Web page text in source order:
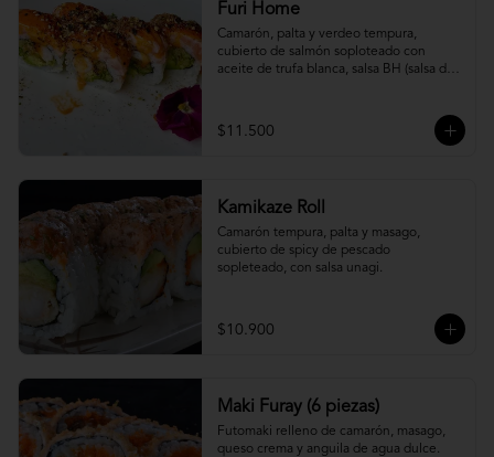
Furi Home
Camarón, palta y verdeo tempura,
cubierto de salmón soploteado con
aceite de trufa blanca, salsa BH (salsa de
$11.500
Kamikaze Roll
Camarón tempura, palta y masago,
cubierto de spicy de pescado
sopleteado, con salsa unagi.
$10.900
Maki Furay (6 piezas)
Futomaki relleno de camarón, masago,
queso crema y anguila de agua dulce.